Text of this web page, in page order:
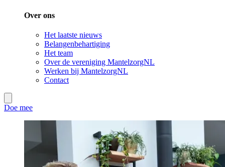
Over ons
Het laatste nieuws
Belangenbehartiging
Het team
Over de vereniging MantelzorgNL
Werken bij MantelzorgNL
Contact
Doe mee